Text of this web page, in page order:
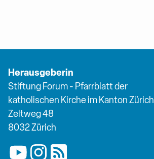
Herausgeberin
Stiftung Forum - Pfarrblatt der
katholischen Kirche im Kanton Zürich
Zeltweg 48
8032 Zürich